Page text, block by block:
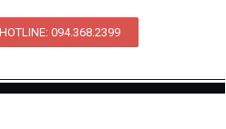
HOTLINE: 094.368.2399